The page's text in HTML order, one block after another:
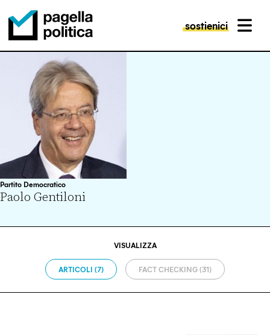
Pagella Politica Logo
sostienici MENU
Partito Democratico
Paolo Gentiloni
VISUALIZZA
ARTICOLI (7) FACT CHECKING (31)